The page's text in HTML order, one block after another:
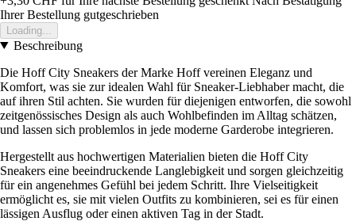
Ihrer Bestellung gutgeschrieben
Loading...
Beschreibung
Die Hoff City Sneakers der Marke Hoff vereinen Eleganz und
Komfort, was sie zur idealen Wahl für Sneaker-Liebhaber macht, die
auf ihren Stil achten. Sie wurden für diejenigen entworfen, die sowohl
zeitgenössisches Design als auch Wohlbefinden im Alltag schätzen,
und lassen sich problemlos in jede moderne Garderobe integrieren.
Hergestellt aus hochwertigen Materialien bieten die Hoff City
Sneakers eine beeindruckende Langlebigkeit und sorgen gleichzeitig
für ein angenehmes Gefühl bei jedem Schritt. Ihre Vielseitigkeit
ermöglicht es, sie mit vielen Outfits zu kombinieren, sei es für einen
lässigen Ausflug oder einen aktiven Tag in der Stadt.